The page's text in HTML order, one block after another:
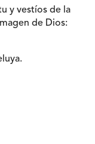
y vestíos de la
de Dios: